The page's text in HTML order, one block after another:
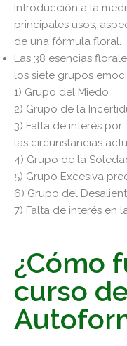
Introducción a la
principales usos,
de una fórmula floral.
Las 38 esencias
los siete grupos
1) Grupo del Miedo
2) Grupo de la
3) Falta de interés por
las circunstancias
4) Grupo de la
5) Grupo Excesiva
6) Grupo del
7) Falta de interés en
¿Cómo
curso